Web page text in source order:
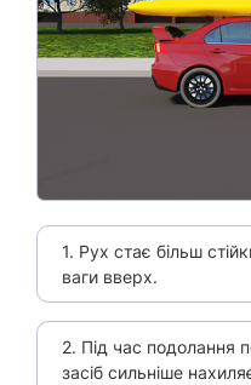
1. Рух стає більш
ваги вверх.
2. Під час подолання
засіб сильніше